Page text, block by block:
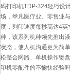
码打印机TDP-324轻巧设
场，举凡医疗业、零售业
度，列印速度每秒高达4
种，该系列机种领先推出
状态，使人机沟通更为简
松整合网路、单机操作键
印机零配件的不愉快经验